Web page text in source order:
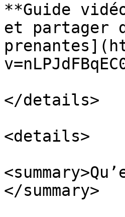
**Guide
et partager
</details>
<details>
</summary>